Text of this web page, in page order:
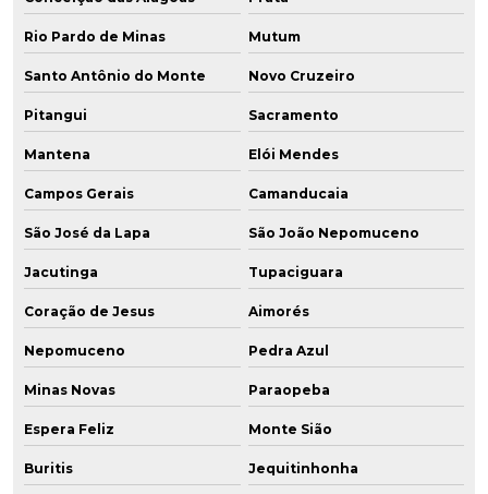
Rio Pardo de Minas Mutum
Santo Antônio do Monte Novo Cruzeiro
Pitangui Sacramento
Mantena Elói Mendes
Campos Gerais Camanducaia
São José da Lapa São João Nepomuceno
Jacutinga Tupaciguara
Coração de Jesus Aimorés
Nepomuceno Pedra Azul
Minas Novas Paraopeba
Espera Feliz Monte Sião
Buritis Jequitinhonha